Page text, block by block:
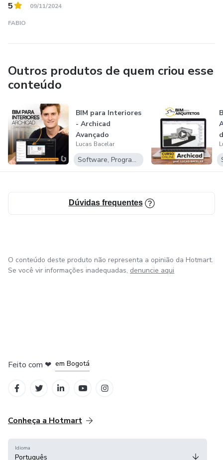
5 09/11/2024
FABIO
Outros produtos de quem criou esse
conteúdo
BIM para Interiores
- Archicad
Avançado
Lucas Bacelar
Software, Programas para baixar
Dúvidas frequentes
O conteúdo deste produto não representa a opinião da Hotmart.
Se você vir informações inadequadas, denuncie aqui
Feito com ❤ em Bogotá
Conheça a Hotmart
Idioma
Português